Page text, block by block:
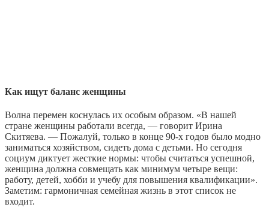
Как ищут баланс женщины
Волна перемен коснулась их особым образом. «В нашей
стране женщины работали всегда, — говорит Ирина
Скитяева. — Пожалуй, только в конце 90-х годов было модно
заниматься хозяйством, сидеть дома с детьми. Но сегодня
социум диктует жесткие нормы: чтобы считаться успешной,
женщина должна совмещать как минимум четыре вещи:
работу, детей, хобби и учебу для повышения квалификации».
Заметим: гармоничная семейная жизнь в этот список не
входит.